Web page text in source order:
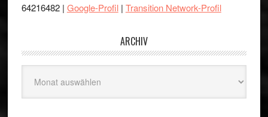
64216482 | Google-Profil| Transition Network-Profil
ARCHIV